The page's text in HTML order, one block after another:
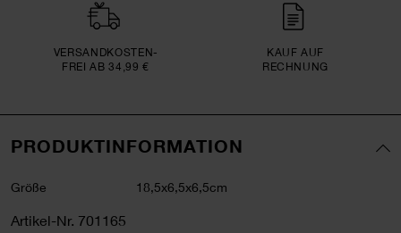
VERSAND­KOSTEN­
FREI AB 34,99 €
KAUF AUF
RECHNUNG
PRODUKTINFORMATION
Größe 18,5x6,5x6,5cm
Artikel-Nr. 701165